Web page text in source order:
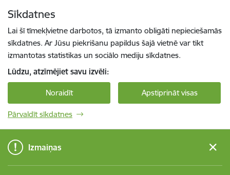
Sīkdatnes
Lai šī tīmekļvietne darbotos, tā izmanto obligāti nepieciešamās
sīkdatnes. Ar Jūsu piekrišanu papildus šajā vietnē var tikt
izmantotas statistikas un sociālo mediju sīkdatnes.
Lūdzu, atzīmējiet savu izvēli:
Noraidīt Apstiprināt visas
Pārvaldīt sīkdatnes
Izmaiņas